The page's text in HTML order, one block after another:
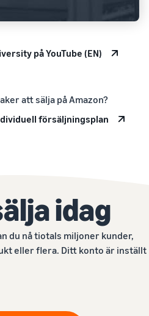
på YouTube (EN)
att sälja på Amazon?
försäljningsplan
idag
du nå tiotals miljoner kunder,
eller flera. Ditt konto är inställt